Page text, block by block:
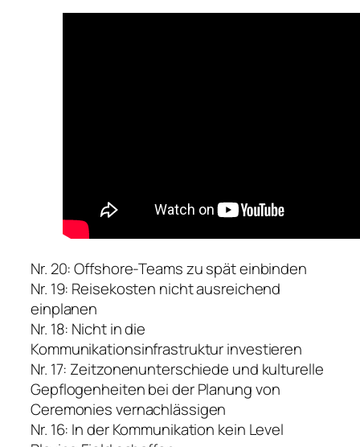
Nr. 20: Offshore-Teams zu spät einbinden
Nr. 19: Reisekosten nicht ausreichend
einplanen
Nr. 18: Nicht in die
Kommunikationsinfrastruktur investieren
Nr. 17: Zeitzonenunterschiede und kulturelle
Gepflogenheiten bei der Planung von
Ceremonies vernachlässigen
Nr. 16: In der Kommunikation kein Level